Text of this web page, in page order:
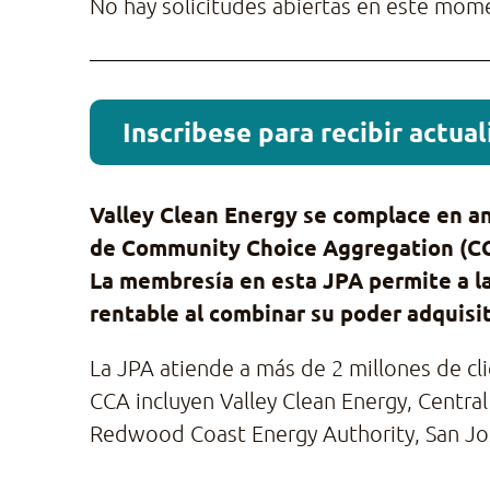
No hay solicitudes abiertas en este
Inscribese para recibir
Valley Clean Energy se complace en
de Community Choice Aggregation
La membresía en esta JPA permite a
rentable al combinar su poder
La JPA atiende a más de 2 millones de
CCA incluyen Valley Clean Energy,
Redwood Coast Energy Authority, San